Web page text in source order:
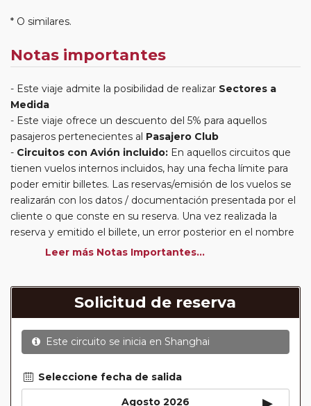
* O similares.
Notas importantes
Este viaje admite la posibilidad de realizar Sectores a
Medida
Este viaje ofrece un descuento del 5% para aquellos
pasajeros pertenecientes al Pasajero Club
Circuitos con Avión incluido: En aquellos circuitos que
tienen vuelos internos incluidos, hay una fecha límite para
poder emitir billetes. Las reservas/emisión de los vuelos se
realizarán con los datos / documentación presentada por el
cliente o que conste en su reserva. Una vez realizada la
reserva y emitido el billete, un error posterior en el nombre
o un nombre incompleto, puede provocar la invalidez del
generados de cancelación y nueva emisión. Hacer una
reserva nueva puede implicar la posibilidad de no conseguir
plazas en los mismos vuelos previstos. Las compañías
aéreas se reservan el derecho de que un billete con un
pasaporte pueda ser motivo para denegar el embarque a
un viajero.
Leer más Notas Importantes...
Solicitud de reserva
Este circuito se inicia en Shanghai
Seleccione fecha de salida
Agosto 2026